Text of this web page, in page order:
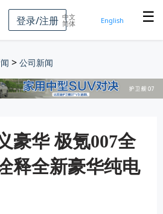
登录/注册 中文
简体 English ☰
> 公司新闻
豪华 极氪007全
释全新豪华纯电